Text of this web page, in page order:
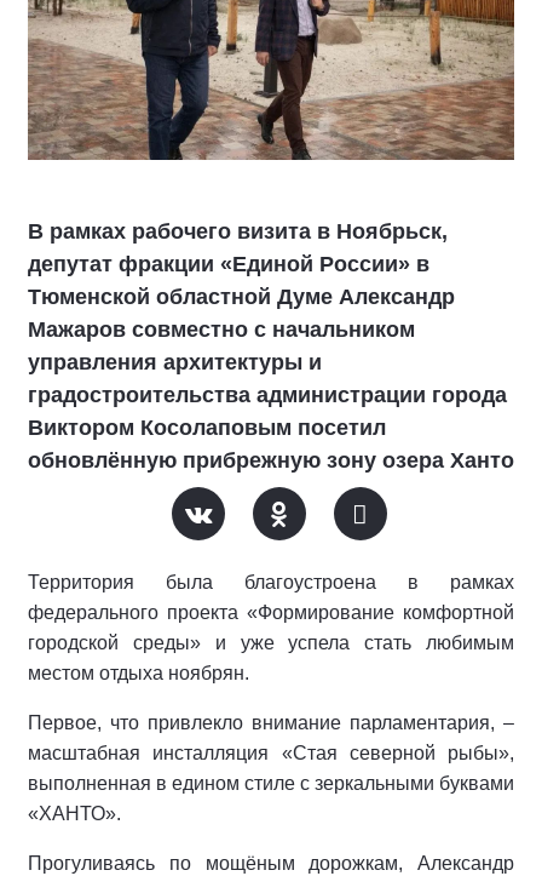
В рамках рабочего визита в Ноябрьск,
депутат фракции «Единой России» в
Тюменской областной Думе Александр
Мажаров совместно с начальником
управления архитектуры и
градостроительства администрации города
Виктором Косолаповым посетил
обновлённую прибрежную зону озера Ханто
Территория была благоустроена в рамках
федерального проекта «Формирование комфортной
городской среды» и уже успела стать любимым
местом отдыха ноябрян.
Первое, что привлекло внимание парламентария, –
масштабная инсталляция «Стая северной рыбы»,
выполненная в едином стиле с зеркальными буквами
«ХАНТО».
Прогуливаясь по мощёным дорожкам, Александр